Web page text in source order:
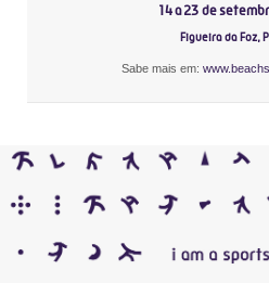
14 a 23 de
Figueira da Foz,
Sabe mais em: